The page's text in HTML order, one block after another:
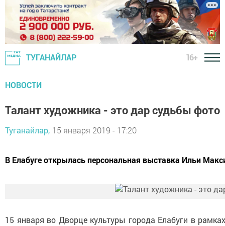
ТУГАНАЙЛАР 16+
НОВОСТИ
Талант художника - это дар судьбы фото
Туганайлар, 15 января 2019 - 17:20
В Елабуге открылась персональная выставка Ильи
15 января во Дворце культуры города Елабуги в